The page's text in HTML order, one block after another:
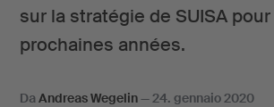
sur la stratégie de SUISA
prochaines années.
DaAndreas Wegelin—24. gennaio 2020